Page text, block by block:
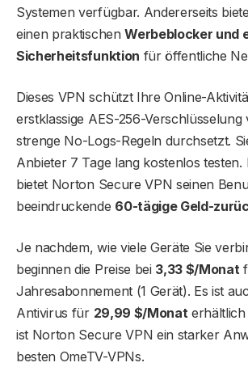
Systemen verfügbar. Andererseits
einen praktischenWerbeblocker und
Sicherheitsfunktion für öffentliche
Dieses VPN schützt Ihre Online-
erstklassige AES-256-
strenge No-Logs-Regeln durchsetzt.
Anbieter 7 Tage lang kostenlos
bietet Norton Secure VPN seinen
beeindruckende 60-tägige Geld-
Je nachdem, wie viele Geräte Sie
beginnen die Preise bei 3,33 $/Monat
Jahresabonnement (1 Gerät). Es ist
Antivirus für 29,99 $/Monaterhältlich
ist Norton Secure VPN ein starker
besten OmeTV-VPNs.